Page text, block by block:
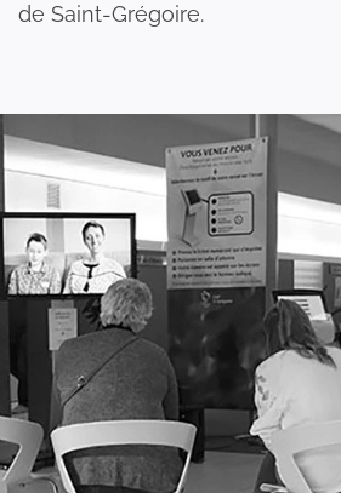
de Saint-Grégoire.